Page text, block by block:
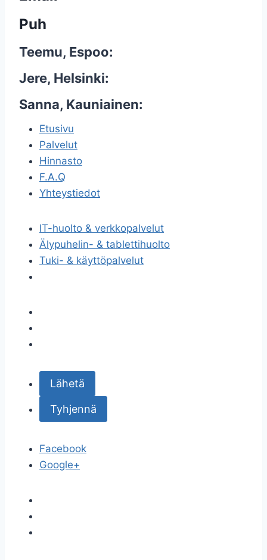
Puh
Teemu, Espoo:
Jere, Helsinki:
Sanna, Kauniainen:
Etusivu
Palvelut
Hinnasto
F.A.Q
Yhteystiedot
IT-huolto & verkkopalvelut
Älypuhelin- & tablettihuolto
Tuki- & käyttöpalvelut
Facebook
Google+